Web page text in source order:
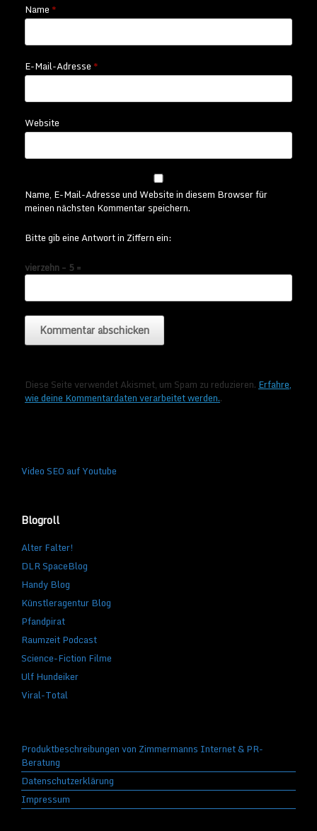
Name*
E-Mail-Adresse*
Website
Name, E-Mail-Adresse und Website in diesem Browser für
meinen nächsten Kommentar speichern.
Bitte gib eine Antwort in Ziffern ein:
vierzehn − 5 =
Diese Seite verwendet Akismet, um Spam zu reduzieren. Erfahre,
wie deine Kommentardaten verarbeitet werden..
Video SEO auf Youtube
Blogroll
Alter Falter!
DLR SpaceBlog
Handy Blog
Künstleragentur Blog
Pfandpirat
Raumzeit Podcast
Science-Fiction Filme
Ulf Hundeiker
Viral-Total
Produktbeschreibungen von Zimmermanns Internet & PR-
Beratung
Datenschutzerklärung
Impressum